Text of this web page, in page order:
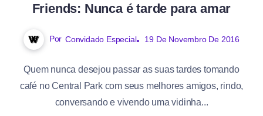
Friends: Nunca é tarde para amar
Por Convidado Especial 19 De Novembro De 2016
Quem nunca desejou passar as suas tardes tomando
café no Central Park com seus melhores amigos, rindo,
conversando e vivendo uma vidinha...